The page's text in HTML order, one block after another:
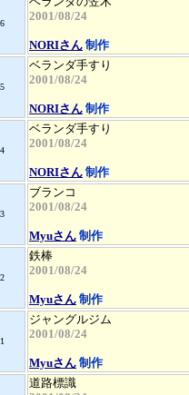
2001/08/24
NORIさん 制作
ベランダ手すり
2001/08/24
NORIさん 制作
ベランダ手すり
2001/08/24
NORIさん 制作
ブランコ
2001/08/24
Myuさん 制作
鉄棒
2001/08/24
Myuさん 制作
ジャングルジム
2001/08/24
Myuさん 制作
道路標識